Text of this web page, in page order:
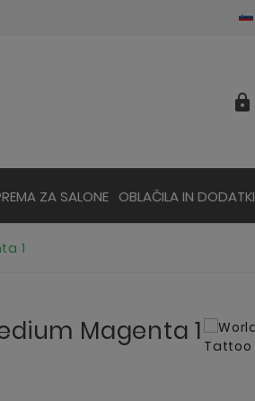

ZA SALONE OBLAČILA IN DODATKI
1
Magenta 1